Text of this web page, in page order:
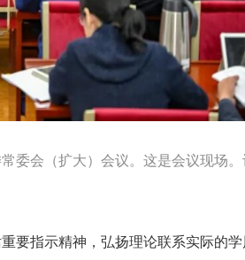
委会（扩大）会议。这是会议现场
要指示精神，弘扬理论联系实际的